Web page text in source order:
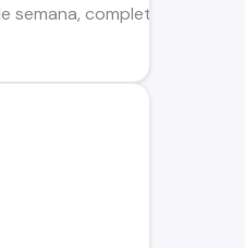
semana, completamente